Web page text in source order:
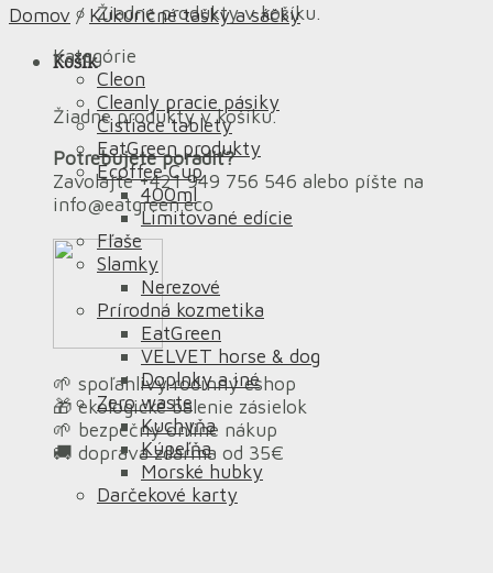
Žiadne produkty v košíku.
Košík
Žiadne produkty v košíku.
Potrebujete poradiť?
Zavolajte +421 949 756 546 alebo píšte na
info@eatgreen.eco
🌱 spoľahlivý rodinný eshop
🎁 ekologické balenie zásielok
🌱 bezpečný online nákup
🚚 doprava zdarma od 35€
Domov / Kukuričné tašky a sáčky
Kategórie
Cleon
Cleanly pracie pásiky
Čistiace tablety
EatGreen produkty
Ecoffee Cup
400ml
Limitované edície
Fľaše
Slamky
Nerezové
Prírodná kozmetika
EatGreen
VELVET horse & dog
Doplnky a iné
Zero waste
Kuchyňa
Kúpeľňa
Morské hubky
Darčekové karty